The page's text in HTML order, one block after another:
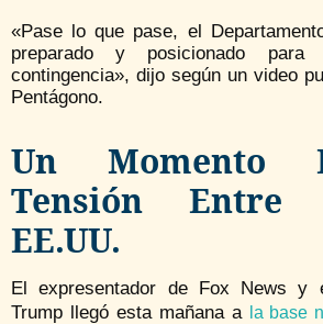
«Pase lo que pase, el
preparado y posicionado para
contingencia», dijo según un video
Pentágono.
Un Momento
Tensión Entre
EE.UU.
El expresentador de Fox News y
Trump llegó esta mañana a
la base